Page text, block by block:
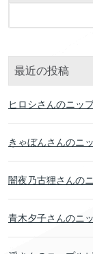
最近の投稿
ヒロシさんのニッ
きゃぼんさんのニ
闇夜乃古狸さんの
青木夕子さんのニ